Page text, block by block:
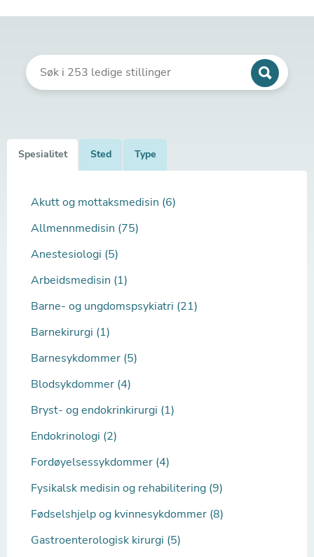
Spesialitet Sted Type
Akutt og mottaksmedisin (6)
Allmennmedisin (75)
Anestesiologi (5)
Arbeidsmedisin (1)
Barne- og ungdomspsykiatri (21)
Barnekirurgi (1)
Barnesykdommer (5)
Blodsykdommer (4)
Bryst- og endokrinkirurgi (1)
Endokrinologi (2)
Fordøyelsessykdommer (4)
Fysikalsk medisin og rehabilitering (9)
Fødselshjelp og kvinnesykdommer (8)
Gastroenterologisk kirurgi (5)